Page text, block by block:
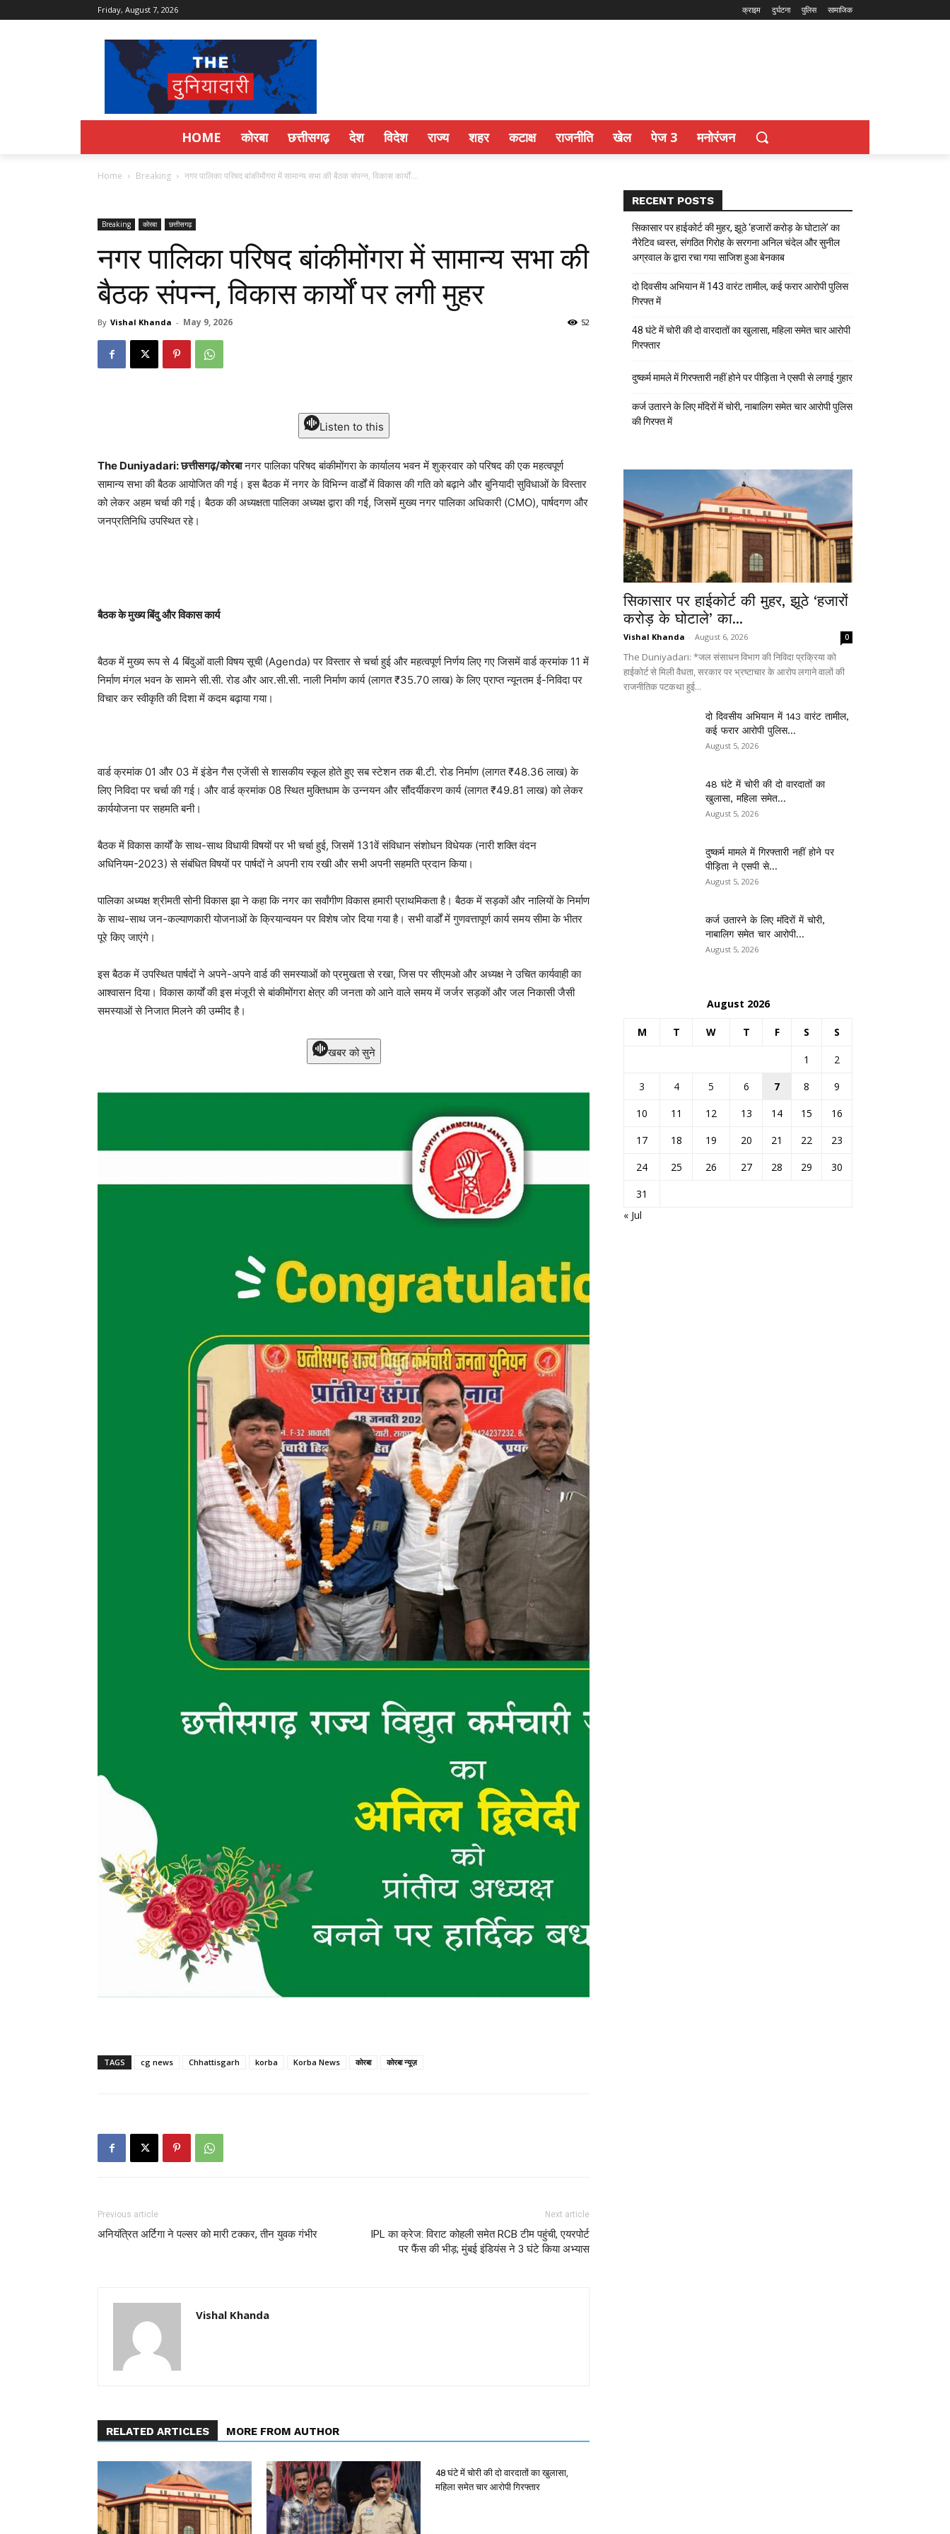
Friday, August 7, 2026 क्राइम दुर्घटना पुलिस सामाजिक
HOME कोरबा छत्तीसगढ़ देश विदेश राज्य शहर कटाक्ष राजनीति खेल पेज 3 मनोरंजन
Home Breaking नगर पालिका परिषद बांकीमोंगरा में सामान्य सभा की बैठक संपन्न, विकास कार्यों...
Breaking कोरबा छत्तीसगढ़
नगर पालिका परिषद बांकीमोंगरा में सामान्य सभा की
बैठक संपन्न, विकास कार्यों पर लगी मुहर
By Vishal Khanda - May 9, 2026 52
Listen to this
The Duniyadari: छत्तीसगढ़/कोरबानगर पालिका परिषद बांकीमोंगरा के कार्यालय भवन में शुक्रवार को परिषद की एक महत्वपूर्ण
सामान्य सभा की बैठक आयोजित की गई। इस बैठक में नगर के विभिन्न वार्डों में विकास की गति को बढ़ाने और बुनियादी सुविधाओं के विस्तार
को लेकर अहम चर्चा की गई। बैठक की अध्यक्षता पालिका अध्यक्ष द्वारा की गई, जिसमें मुख्य नगर पालिका अधिकारी (CMO), पार्षदगण और
जनप्रतिनिधि उपस्थित रहे।
बैठक के मुख्य बिंदु और विकास कार्य
बैठक में मुख्य रूप से 4 बिंदुओं वाली विषय सूची (Agenda) पर विस्तार से चर्चा हुई और महत्वपूर्ण निर्णय लिए गए जिसमें वार्ड क्रमांक 11 में
निर्माण मंगल भवन के सामने सी.सी. रोड और आर.सी.सी. नाली निर्माण कार्य (लागत ₹35.70 लाख) के लिए प्राप्त न्यूनतम ई-निविदा पर
विचार कर स्वीकृति की दिशा में कदम बढ़ाया गया।
वार्ड क्रमांक 01 और 03 में इंडेन गैस एजेंसी से शासकीय स्कूल होते हुए सब स्टेशन तक बी.टी. रोड निर्माण (लागत ₹48.36 लाख) के
लिए निविदा पर चर्चा की गई। और वार्ड क्रमांक 08 स्थित मुक्तिधाम के उन्नयन और सौंदर्यीकरण कार्य (लागत ₹49.81 लाख) को लेकर
कार्ययोजना पर सहमति बनी।
बैठक में विकास कार्यों के साथ-साथ विधायी विषयों पर भी चर्चा हुई, जिसमें 131वें संविधान संशोधन विधेयक (नारी शक्ति वंदन
अधिनियम-2023) से संबंधित विषयों पर पार्षदों ने अपनी राय रखी और सभी अपनी सहमति प्रदान किया।
पालिका अध्यक्ष श्रीमती सोनी विकास झा ने कहा कि नगर का सर्वांगीण विकास हमारी प्राथमिकता है। बैठक में सड़कों और नालियों के निर्माण
के साथ-साथ जन-कल्याणकारी योजनाओं के क्रियान्वयन पर विशेष जोर दिया गया है। सभी वार्डों में गुणवत्तापूर्ण कार्य समय सीमा के भीतर
पूरे किए जाएंगे।
इस बैठक में उपस्थित पार्षदों ने अपने-अपने वार्ड की समस्याओं को प्रमुखता से रखा, जिस पर सीएमओ और अध्यक्ष ने उचित कार्यवाही का
आश्वासन दिया। विकास कार्यों की इस मंजूरी से बांकीमोंगरा क्षेत्र की जनता को आने वाले समय में जर्जर सड़कों और जल निकासी जैसी
समस्याओं से निजात मिलने की उम्मीद है।
खबर को सुने
TAGS cg news Chhattisgarh korba Korba News कोरबा कोरबा न्यूज़
Previous article
अनियंत्रित अर्टिगा ने पल्सर को मारी टक्कर, तीन युवक गंभीर
Next article
IPL का क्रेज: विराट कोहली समेत RCB टीम पहुंची, एयरपोर्ट
पर फैंस की भीड़; मुंबई इंडियंस ने 3 घंटे किया अभ्यास
Vishal Khanda
RELATED ARTICLES MORE FROM AUTHOR
48 घंटे में चोरी की दो वारदातों का खुलासा,
महिला समेत चार आरोपी गिरफ्तार
RECENT POSTS
सिकासार पर हाईकोर्ट की मुहर, झूठे ‘हजारों करोड़ के घोटाले’ का
नैरेटिव ध्वस्त, संगठित गिरोह के सरगना अनिल चंदेल और सुनील
अग्रवाल के द्वारा रचा गया साजिश हुआ बेनकाब
दो दिवसीय अभियान में 143 वारंट तामील, कई फरार आरोपी पुलिस
गिरफ्त में
48 घंटे में चोरी की दो वारदातों का खुलासा, महिला समेत चार आरोपी
गिरफ्तार
दुष्कर्म मामले में गिरफ्तारी नहीं होने पर पीड़िता ने एसपी से लगाई गुहार
कर्ज उतारने के लिए मंदिरों में चोरी, नाबालिग समेत चार आरोपी पुलिस
की गिरफ्त में
सिकासार पर हाईकोर्ट की मुहर, झूठे ‘हजारों
करोड़ के घोटाले’ का...
Vishal Khanda - August 6, 2026 0
The Duniyadari: *जल संसाधन विभाग की निविदा प्रक्रिया को
हाईकोर्ट से मिली वैधता, सरकार पर भ्रष्टाचार के आरोप लगाने वालों की
राजनीतिक पटकथा हुई...
दो दिवसीय अभियान में 143 वारंट तामील,
कई फरार आरोपी पुलिस...
August 5, 2026
48 घंटे में चोरी की दो वारदातों का
खुलासा, महिला समेत...
August 5, 2026
दुष्कर्म मामले में गिरफ्तारी नहीं होने पर
पीड़िता ने एसपी से...
August 5, 2026
कर्ज उतारने के लिए मंदिरों में चोरी,
नाबालिग समेत चार आरोपी...
August 5, 2026
August 2026
M T W T F S S
1
2
3
4 5 6 7 8
9
10
11 12 13 14 15
16
17
18 19 20 21 22
23
24
25 26 27 28 29
30
31
« Jul